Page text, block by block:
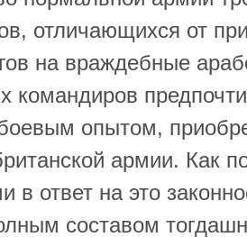
отличающихся от
на враждебные
командиров
опытом,
армии. Как
в ответ на это
составом